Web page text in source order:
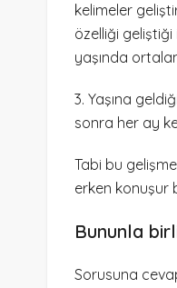
kelimeler
özelliği
yaşında
3. Yaşına
sonra her ay
Tabi bu
erken konuşur
Bununla
Sorusuna